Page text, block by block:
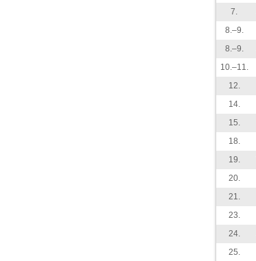
7.
8.–9.
8.–9.
10.–11.
12.
14.
15.
18.
19.
20.
21.
23.
24.
25.